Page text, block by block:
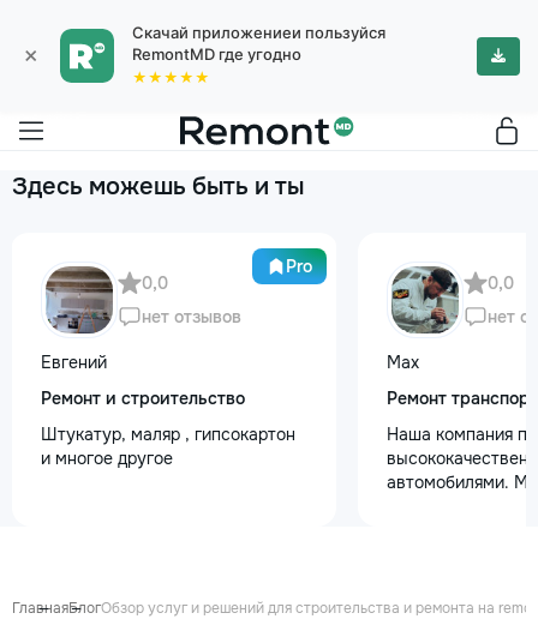
×
Скачай приложениеи пользуйся
RemontMD где угодно
★★★★★
Здесь можешь быть и ты
Pro
0,0
нет отзывов
Евгений
Ремонт и строительство
Штукатур, маляр , гипсокартон
и многое другое
0,0
нет
Max
Ремонт
Наша компания
автомобилями.
стекле для
ГлавнаяБлогОбзор услуг и решений для строительства и ремонта на